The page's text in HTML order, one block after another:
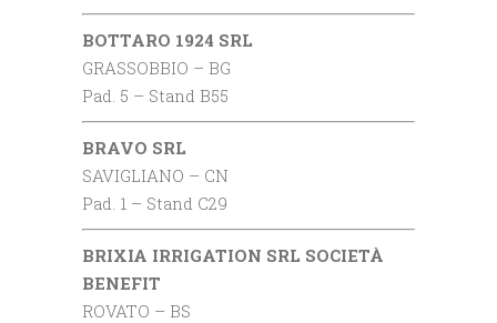
BOTTARO 1924 SRL
GRASSOBBIO – BG
Pad. 5 – Stand B55
BRAVO SRL
SAVIGLIANO – CN
Pad. 1 – Stand C29
BRIXIA IRRIGATION SRL SOCIETÀ
BENEFIT
ROVATO – BS